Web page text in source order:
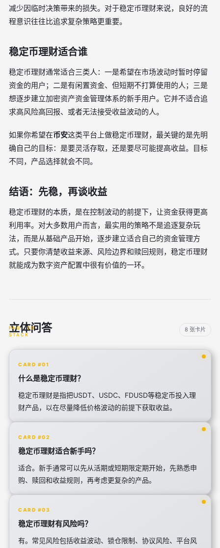
减少因临时决策带来的损失。对于稳定币理财来说，良好的流
程意识往往比追求复杂策略更重要。
稳定币理财适合谁
稳定币理财通常适合三类人：一是希望在市场波动时暂时停留
资金的用户；二是有闲置资金、但短期不打算使用的人；三是
想逐步建立加密资产资金管理体系的新手用户。它并不适合追
求高风险高回报、或者无法接受收益波动的人。
如果你希望在币安这类平台上做稳定币理财，最关键的是先明
确自己的目标：是要灵活存取，还是要尽可能提高收益。目标
不同，产品选择就会不同。
结语：先稳，再谈收益
稳定币理财的本质，是在控制波动的前提下，让资金获得更高
利用率。对大多数用户而言，最实用的策略不是追逐复杂玩
法，而是从基础产品开始，逐步建立适合自己的资金管理方
式。只要你清楚收益来源、风险边界和赎回规则，稳定币理财
就能成为数字资产配置中很有价值的一环。
立体问答 8 张卡片
CARD #01
什么是稳定币理财？
稳定币理财是指把USDT、USDC、FDUSD等稳定币投入理
财产品，以在尽量降低价格波动的前提下获取收益。
CARD #02
稳定币理财适合新手吗？
适合。新手通常可以先从活期或短期限定期开始，先熟悉申
购、赎回和收益规则，再考虑更复杂的产品。
CARD #03
稳定币理财有风险吗？
有。常见风险包括收益波动、锁仓限制、协议风险、平台风